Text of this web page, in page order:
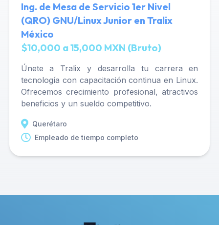
Ing. de Mesa de Servicio 1er Nivel
(QRO) GNU/Linux Junior en Tralix
México
$10,000 a 15,000 MXN (Bruto)
Únete a Tralix y desarrolla tu carrera en
tecnología con capacitación continua en Linux.
Ofrecemos crecimiento profesional, atractivos
beneficios y un sueldo competitivo.
Querétaro
Empleado de tiempo completo